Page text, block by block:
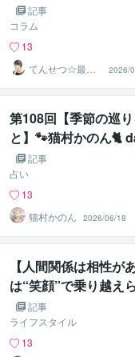
体は？
記事
コラム
13
てんせつ☆最適
ライフをサポー
トする
2026/
第108回【季節の巡
と】🐾猫村かのん🐈
記事
占い
13
猫村かのん
2026/06/18
【人間関係は相性が
は“笑顔”で乗り越え
記事
ライフスタイル
13